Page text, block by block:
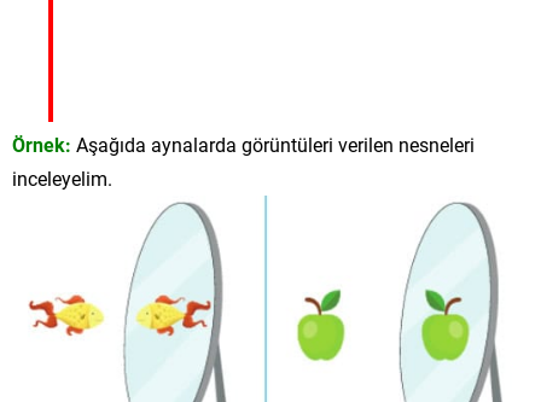
Örnek: Aşağıda aynalarda görüntüleri verilen nesneleri
inceleyelim.